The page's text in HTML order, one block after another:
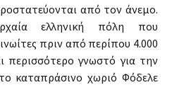
από τον άνεμο.
ελληνική πόλη που
πριν από περίπου 4.000
περισσότερο γνωστό για την
καταπράσινο χωριό Φόδελε